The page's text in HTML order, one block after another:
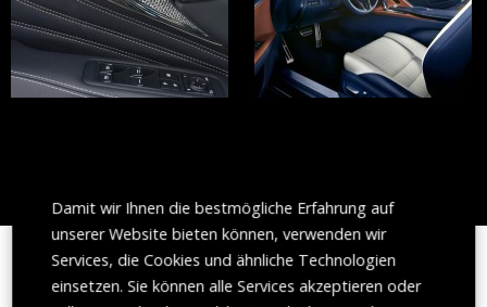
LIEBE ZUM DETAIL – DIE TRADITION DER
Damit wir Ihnen die bestmögliche Erfahrung auf
unserer Website bieten können, verwenden wir
Services, die Cookies und ähnliche Technologien
einsetzen. Sie können alle Services akzeptieren oder